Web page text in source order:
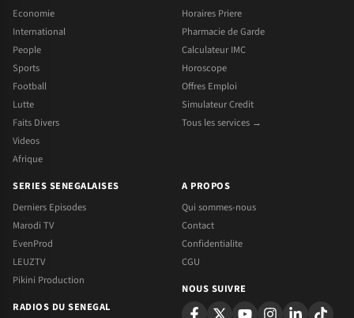
Economie
International
People
Sports
Football
Lutte
Faits Divers
Videos
Afrique
Horaires Priere
Pharmacie de Garde
Calculateur IMC
Horoscope
Offres Emploi
Simulateur Credit
Tous les services →
SERIES SENEGALAISES
Derniers Episodes
Marodi TV
EvenProd
LEUZTV
Pikini Production
RADIOS DU SENEGAL
A PROPOS
Qui sommes-nous
Contact
Confidentialite
CGU
NOUS SUIVRE